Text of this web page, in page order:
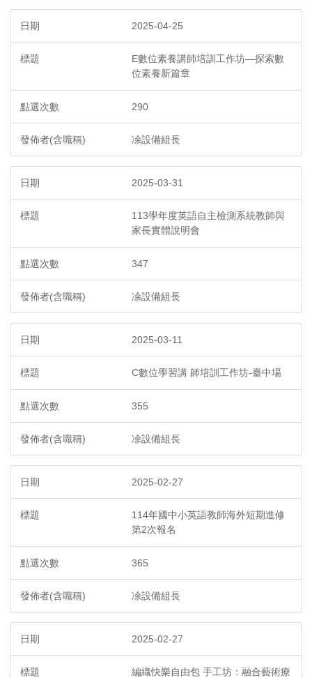
2025-04-25
E數位素養講師培訓工作坊—探索數
位素養新篇章
290
凃設備組長
2025-03-31
113學年度英語自主檢測系統教師與
家長實體說明會
347
凃設備組長
2025-03-11
C數位學習講 師培訓工作坊-臺中場
355
凃設備組長
2025-02-27
114年國中小英語教師海外短期進修
第2次報名
365
凃設備組長
2025-02-27
編織快樂自由包 手工坊：融合藝術療